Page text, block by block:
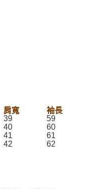
肩寬
袖長
39
59
40
60
41
61
42 62